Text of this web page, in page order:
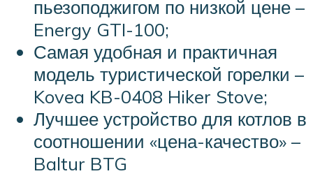
пьезоподжигом по низкой цене –
Energy GTI-100;
Самая удобная и практичная
модель туристической горелки –
Kovea KB-0408 Hiker Stove;
Лучшее устройство для котлов в
соотношении «цена-качество» –
Baltur BTG